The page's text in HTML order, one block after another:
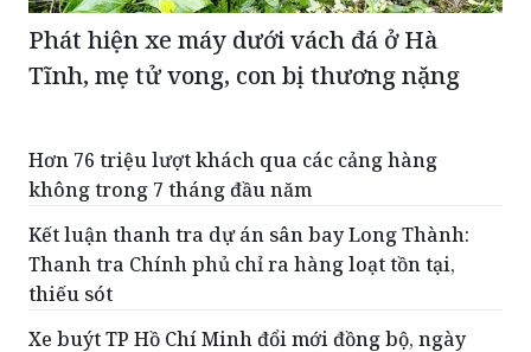
Tĩnh, mẹ tử vong, con bị thương nặng
Hơn 76 triệu lượt khách qua các cảng hàng
không trong 7 tháng đầu năm